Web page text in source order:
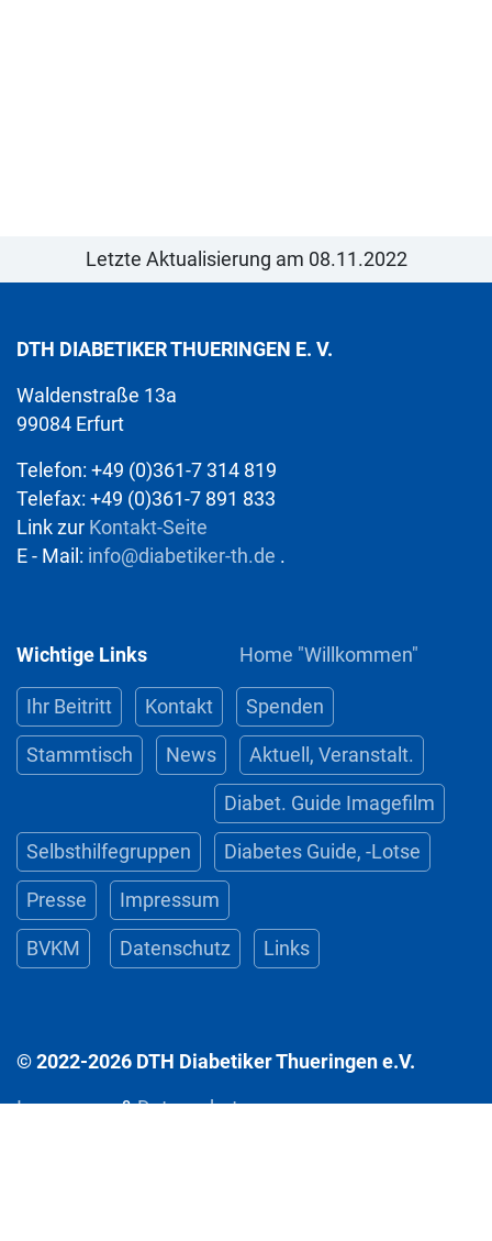
Letzte Aktualisierung am 08.11.2022
DTH DIABETIKER THUERINGEN E. V.
Waldenstraße 13a
99084 Erfurt
Telefon: +49 (0)361-7 314 819
Telefax: +49 (0)361-7 891 833
Link zur Kontakt-Seite
E - Mail: info@diabetiker-th.de .
Wichtige Links Home "Willkommen"
Ihr Beitritt Kontakt Spenden
Stammtisch News Aktuell, Veranstalt.
Selbsthilfegruppen
Diabet. Guide Imagefilm
Diabetes Guide, -Lotse
Presse
BVKM
Impressum
Datenschutz Links
© 2022-2026 DTH Diabetiker Thueringen e.V.
Impressum&Datenschutz